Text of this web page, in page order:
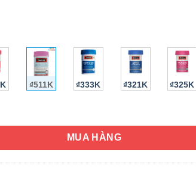
₫511K ₫333K ₫321K ₫325K
Swisse Pregnancy Ultivite 90 Capsules số lượng
MUA HÀNG